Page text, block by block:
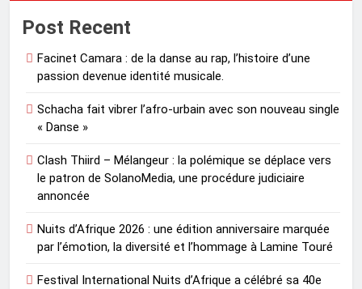
Post Recent
Facinet Camara : de la danse au rap, l’histoire d’une
passion devenue identité musicale.
Schacha fait vibrer l’afro-urbain avec son nouveau single
« Danse »
Clash Thiird – Mélangeur : la polémique se déplace vers
le patron de SolanoMedia, une procédure judiciaire
annoncée
Nuits d’Afrique 2026 : une édition anniversaire marquée
par l’émotion, la diversité et l’hommage à Lamine Touré
Festival International Nuits d’Afrique a célébré sa 40e